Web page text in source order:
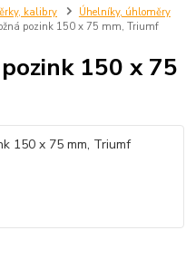
kalibry
Úhelníky, úhloměry
pozink 150 x 75 mm, Triumf
150 x 75